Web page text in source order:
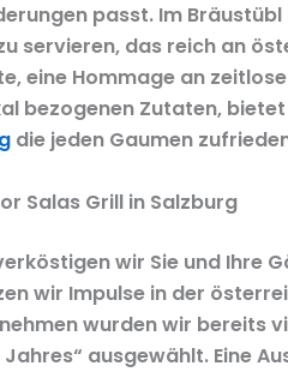
passt. Im
servieren, das reich an
eine Hommage an
bezogenen Zutaten,
die jeden Gaumen
Salas Grill in Salzburg
wir Sie und Ihre
wir Impulse in der
wurden wir bereits
ausgewählt. Eine